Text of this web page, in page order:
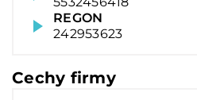
REGON
242953623
Cechy firmy